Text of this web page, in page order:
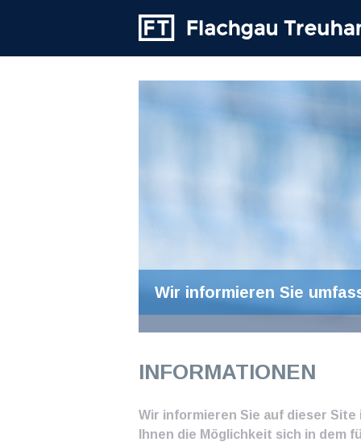
Wir informieren Sie
INFORMATIONEN
Wir informieren Sie auf dieser
Ihnen die Möglichkeit sich in dem